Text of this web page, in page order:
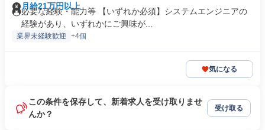
月給21万円以上
必要な経験・能力等 【いずれか必須】システムエンジニアの
経験があり、いずれかにご興味が...
業界未経験歓迎 +4個
気になる
この条件を保存して、新着求人を受け取りませ
んか？
受け取る